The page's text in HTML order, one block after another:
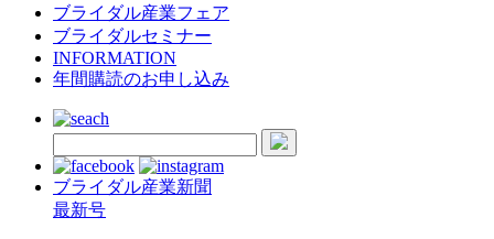
ブライダル産業フェア
ブライダルセミナー
INFORMATION
年間購読のお申し込み
ブライダル産業新聞
最新号